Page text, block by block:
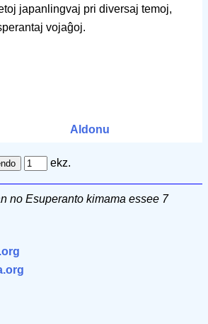
japanlingvaj pri diversaj temoj,
vojaĝoj.
Aldonu
ekz.
no Esuperanto kimama essee 7